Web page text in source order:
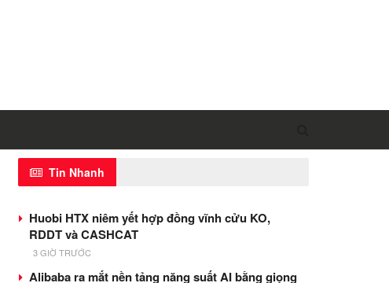
Tin Nhanh
Huobi HTX niêm yết hợp đồng vĩnh cửu KO,
RDDT và CASHCAT
3 GIỜ TRƯỚC
Alibaba ra mắt nền tảng năng suất AI bằng giọng